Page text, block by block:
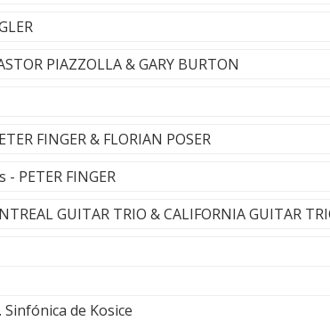
PIAZZOLLA & GARY BURTON
FINGER & FLORIAN POSER
PETER FINGER
GUITAR TRIO & CALIFORNIA GUITAR
de Kosice